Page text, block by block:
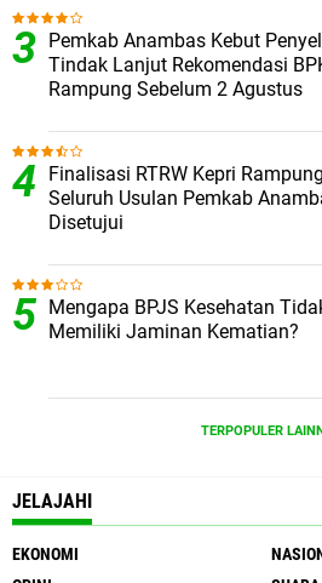
Pemkab Anambas Kebut
Tindak Lanjut Rekomendasi
Rampung Sebelum 2 Agustus
Finalisasi RTRW Kepri
Seluruh Usulan Pemkab
Disetujui
Mengapa BPJS Kesehatan
Memiliki Jaminan Kematian?
TERPOPULER
JELAJAHI
EKONOMI